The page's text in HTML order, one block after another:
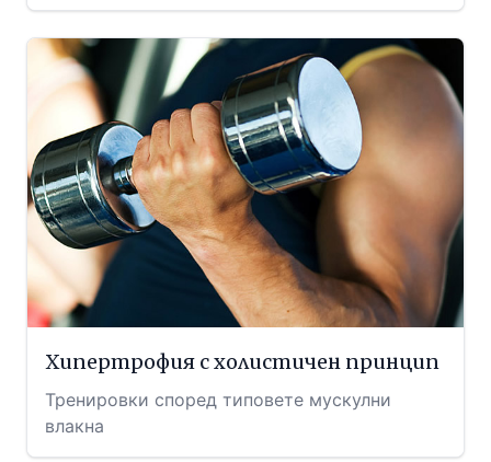
Хипертрофия с холистичен принцип
Тренировки според типовете мускулни
влакна